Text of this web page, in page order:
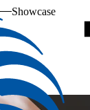
Showcase